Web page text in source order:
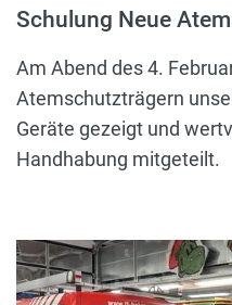
Schulung Neue
Am Abend des 4.
Atemschutzträgern
Geräte gezeigt und
Handhabung mitgeteilt.